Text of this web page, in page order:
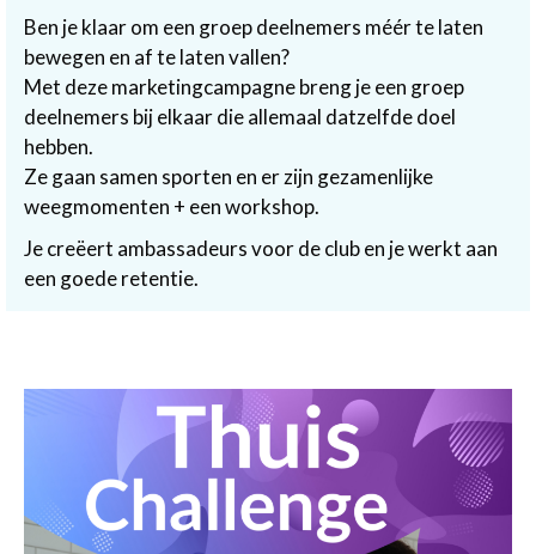
Ben je klaar om een groep deelnemers méér te laten
bewegen en af te laten vallen?
Met deze marketingcampagne breng je een groep
deelnemers bij elkaar die allemaal datzelfde doel
hebben.
Ze gaan samen sporten en er zijn gezamenlijke
weegmomenten + een workshop.
Je creëert ambassadeurs voor de club en je werkt aan
een goede retentie.